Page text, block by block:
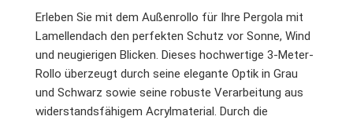
Erleben Sie mit dem Außenrollo für Ihre Pergola mit
Lamellendach den perfekten Schutz vor Sonne, Wind
und neugierigen Blicken. Dieses hochwertige 3-Meter-
Rollo überzeugt durch seine elegante Optik in Grau
und Schwarz sowie seine robuste Verarbeitung aus
widerstandsfähigem Acrylmaterial. Durch die